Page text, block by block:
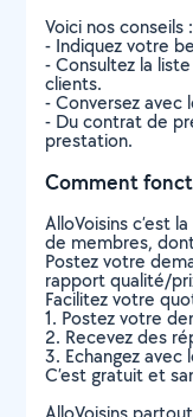
Voici nos conseils :
- Indiquez votre
- Consultez la
clients.
- Conversez avec
- Du contrat de
prestation.
Comment
AlloVoisins c’est
de membres,
Postez votre
rapport qualité/
Facilitez votre
1. Postez votre
2. Recevez des
3. Echangez
C’est gratuit et